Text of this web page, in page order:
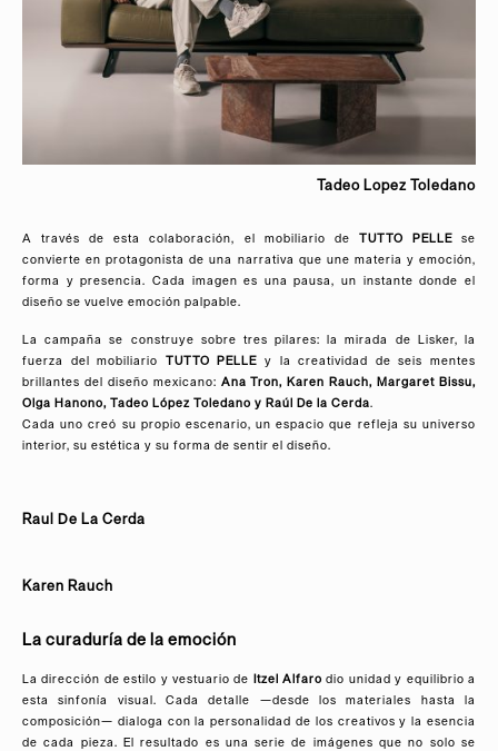
Tadeo Lopez Toledano
A través de esta colaboración, el mobiliario de TUTTO PELLEse
convierte en protagonista de una narrativa que une materia y emoción,
forma y presencia. Cada imagen es una pausa, un instante donde el
diseño se vuelve emoción palpable.
La campaña se construye sobre tres pilares: la mirada de Lisker, la
fuerza del mobiliario TUTTO PELLE y la creatividad de seis mentes
brillantes del diseño mexicano: Ana Tron,Karen Rauch,Margaret Bissu,
Olga Hanono, Tadeo López Toledano y Raúl De la Cerda.
Cada uno creó su propio escenario, un espacio que refleja su universo
interior, su estética y su forma de sentir el diseño.
Raul De La Cerda
Karen Rauch
La curaduría de la emoción
La dirección de estilo y vestuario de Itzel Alfaro dio unidad y equilibrio a
esta sinfonía visual. Cada detalle —desde los materiales hasta la
composición— dialoga con la personalidad de los creativos y la esencia
de cada pieza. El resultado es una serie de imágenes que no solo se